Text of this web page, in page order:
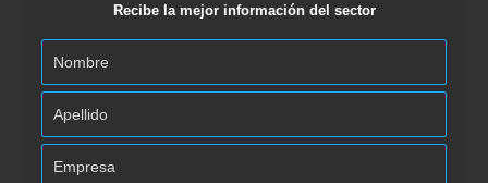
Recibe la mejor información del sector